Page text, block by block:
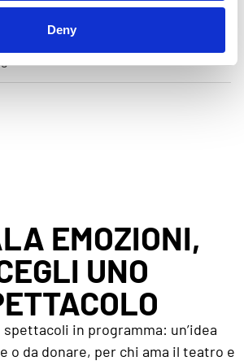
Deny
EMOZIONI,
UNO
in programma: un’idea
o da donare, per chi ama il teatro e